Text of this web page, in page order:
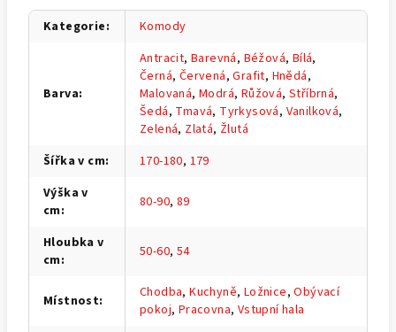
Kategorie: Komody
Barva:
Antracit,Barevná, Béžová, Bílá,
Černá, Červená,Grafit, Hnědá,
Malovaná,Modrá, Růžová,Stříbrná,
Šedá, Tmavá, Tyrkysová, Vanilková,
Zelená, Zlatá, Žlutá
Šířka v cm: 170-180, 179
Výška v
cm: 80-90, 89
Hloubka v
cm: 50-60, 54
Místnost: Chodba,Kuchyně, Ložnice,Obývací
pokoj, Pracovna, Vstupní hala